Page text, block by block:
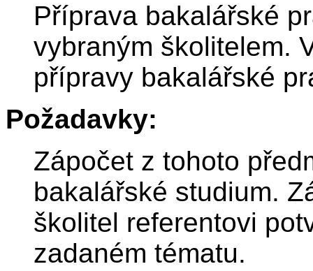
Příprava bakalářské
vybraným školitelem.
přípravy bakalářské
Požadavky:
Zápočet z tohoto
bakalářské studium.
školitel referentovi
zadaném tématu.